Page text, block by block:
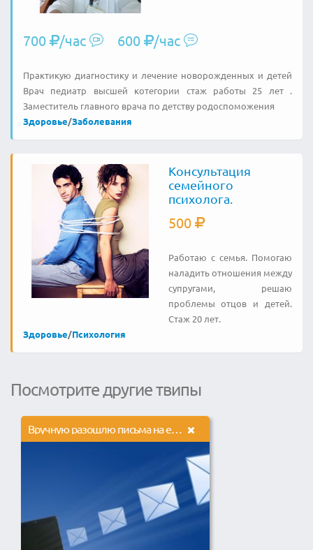
700 /час 600 /час
Практикую диагностику и лечение новорожденных и детей
Врач педиатр высшей котегории стаж работы 25 лет .
Заместитель главного врача по детству родоспоможения
Здоровье/Заболевания
Консультация
семейного
психолога.
500
Работаю с семья. Помогаю
наладить отношения между
супругами, решаю
проблемы отцов и детей.
Стаж 20 лет.
Здоровье/Психология
Посмотрите другие твипы